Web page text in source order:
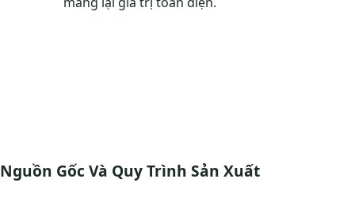
Nguồn Gốc Và Quy Trình Sản Xuất